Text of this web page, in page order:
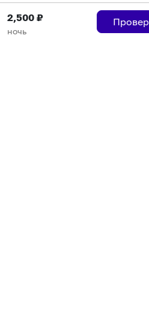
2,500 ₽
ночь
Пользовательское соглашение
Правила публикации объявлений